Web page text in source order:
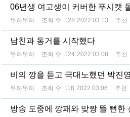
06년생 여고생이 커버한 푸시캣
무하무하 조회 수: 128 2022.03.13 추천:
남친과 동거를 시작했다
무하무하 조회 수: 124 2022.03.08 추천:
비의 깡을 듣고 극대노했던 박진
무하무하 조회 수: 118 2022.03.06 추천:
방송 도중에 깡패와 맞짱 뜰 뻔한